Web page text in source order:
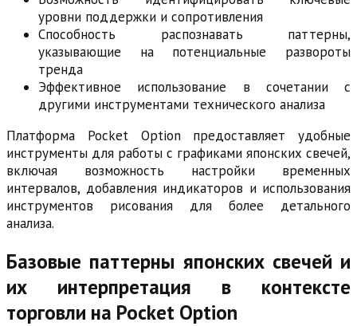
уровни поддержки и сопротивления
Способность распознавать паттерны,
указывающие на потенциальные развороты
тренда
Эффективное использование в сочетании с
другими инструментами технического анализа
Платформа Pocket Option предоставляет удобные
инструменты для работы с графиками японских свечей,
включая возможность настройки временных
интервалов, добавления индикаторов и использования
инструментов рисования для более детального
анализа.
Базовые паттерны японских свечей и
их интерпретация в контексте
торговли на Pocket Option